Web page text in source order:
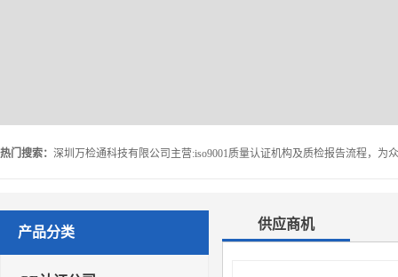
热门搜索：
产品分类
供应商机